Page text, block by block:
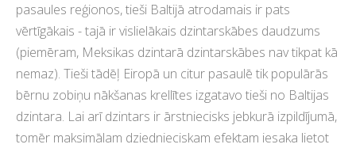
pasaules reģionos, tieši Baltijā atrodamais ir pats
vērtīgākais - tajā ir vislielākais dzintarskābes daudzums
(piemēram, Meksikas dzintarā dzintarskābes nav tikpat kā
nemaz). Tieši tādēļ Eiropā un citur pasaulē tik populārās
bērnu zobiņu nākšanas krellītes izgatavo tieši no Baltijas
dzintara. Lai arī dzintars ir ārstniecisks jebkurā izpildījumā,
tomēr maksimālam dziednieciskam efektam iesaka lietot